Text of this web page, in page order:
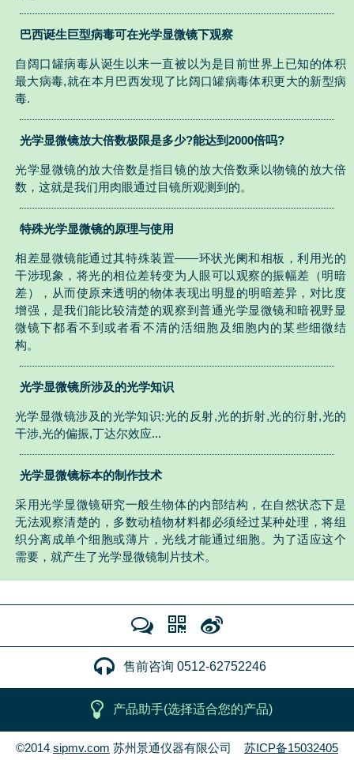
巴西诞生巨型病毒可在光学显微镜下观察
自阔口罐病毒从诞生以来一直被以为是目前世界上已知的体积
最大病毒,就在本月巴西发现了比阔口罐病毒体积更大的新型病
毒.
光学显微镜放大倍数极限是多少?能达到2000倍吗?
光学显微镜的放大倍数是指目镜的放大倍数乘以物镜的放大倍
数，这就是我们用肉眼通过目镜所观测到的。
特殊光学显微镜的原理与使用
相差显微镜能通过其特殊装置——环状光阑和相板，利用光的
干涉现象，将光的相位差转变为人眼可以观察的振幅差（明暗
差），从而使原来透明的物体表现出明显的明暗差异，对比度
增强，是我们能比较清楚的观察到普通光学显微镜和暗视野显
微镜下都看不到或者看不清的活细胞及细胞内的某些细微结
构。
光学显微镜所涉及的光学知识
光学显微镜涉及的光学知识:光的反射,光的折射,光的衍射,光的
干涉,光的偏振,丁达尔效应...
光学显微镜标本的制作技术
采用光学显微镜研究一般生物体的内部结构，在自然状态下是
无法观察清楚的，多数动植物材料都必须经过某种处理，将组
织分离成单个细胞或薄片，光线才能通过细胞。为了适应这个
需要，就产生了光学显微镜制片技术。
售前咨询 0512-62752246
产品助手(选择适合您的产品)
©2014 sipmv.com 苏州景通仪器有限公司 苏ICP备15032405